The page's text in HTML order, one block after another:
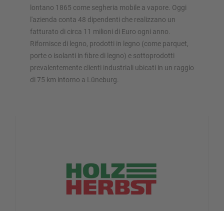
lontano 1865 come segheria mobile a vapore. Oggi
l'azienda conta 48 dipendenti che realizzano un
fatturato di circa 11 milioni di Euro ogni anno.
Rifornisce di legno, prodotti in legno (come parquet,
porte o isolanti in fibre di legno) e sottoprodotti
prevalentemente clienti industriali ubicati in un raggio
di 75 km intorno a Lüneburg.